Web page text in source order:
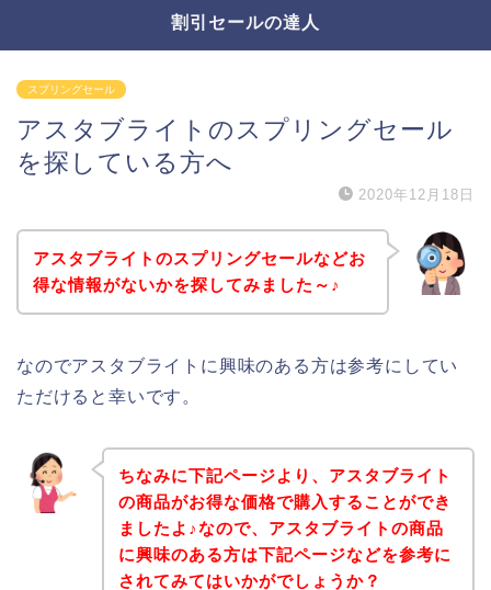
割引セールの達人
スプリングセール
アスタブライトのスプリングセール
を探している方へ
2020年12月18日
アスタブライトのスプリングセールなどお
得な情報がないかを探してみました～♪
なのでアスタブライトに興味のある方は参考にしてい
ただけると幸いです。
ちなみに下記ページより、アスタブライト
の商品がお得な価格で購入することができ
ましたよ♪なので、アスタブライトの商品
に興味のある方は下記ページなどを参考に
されてみてはいかがでしょうか？